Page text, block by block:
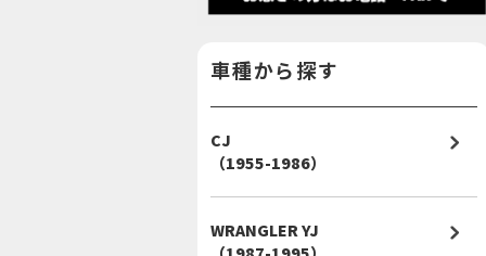
車種から探す
CJ
（1955-1986）
WRANGLER YJ